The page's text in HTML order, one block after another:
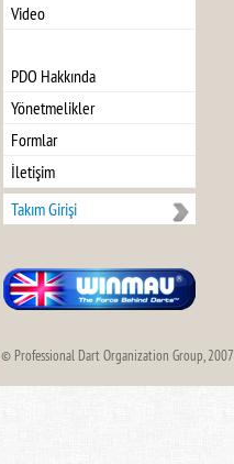
Video
PDO Hakkında
Yönetmelikler
Formlar
İletişim
Takım Girişi
© Professional Dart Organization Group, 2007